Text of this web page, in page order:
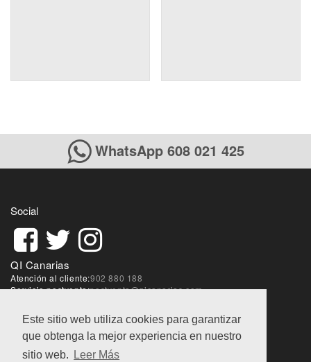
Este sitio web utiliza cookies para garantizar
que obtenga la mejor experiencia en nuestro
sitio web.
Leer Más
WhatsApp 608 021 425
Social
QI Canarias
Atención al cliente:902 880 188
Servicio postventa:postventa@qicanarias.com
Condiciones de ventas|Aviso Legal|Política de
privacidad